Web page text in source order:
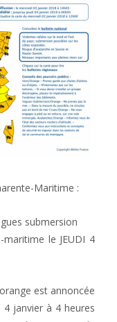
Maritime :
submersion
le JEUDI 4
est annoncée
janvier à 4 heures